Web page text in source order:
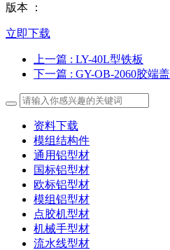
版本 ：
立即下载
上一篇 : LY-40L型铁板
下一篇 : GY-OB-2060胶端盖
资料下载
模组结构件
通用铝型材
国标铝型材
欧标铝型材
模组铝型材
点胶机型材
机械手型材
流水线型材